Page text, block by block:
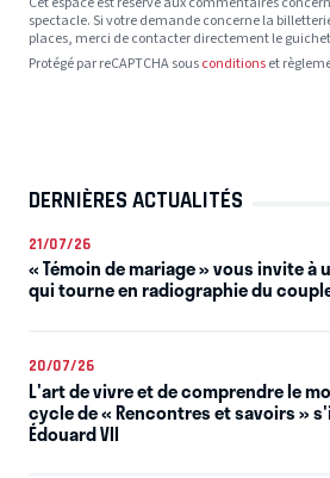
spectacle. Si votre demande concerne la
places, merci de contacter directement le
Protégé par reCAPTCHA sousconditionset
DERNIÈRES ACTUALITÉS
21/07/26
« Témoin de mariage » vous invite à
qui tourne en radiographie du
20/07/26
L'art de vivre et de comprendre le
cycle de « Rencontres et savoirs »
Édouard VII